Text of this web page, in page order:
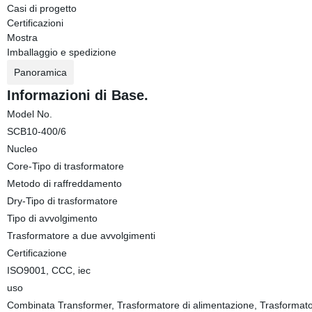
Casi di progetto
Certificazioni
Mostra
Imballaggio e spedizione
Panoramica
Informazioni di Base.
Model No.
SCB10-400/6
Nucleo
Core-Tipo di trasformatore
Metodo di raffreddamento
Dry-Tipo di trasformatore
Tipo di avvolgimento
Trasformatore a due avvolgimenti
Certificazione
ISO9001, CCC, iec
uso
Combinata Transformer, Trasformatore di alimentazione,